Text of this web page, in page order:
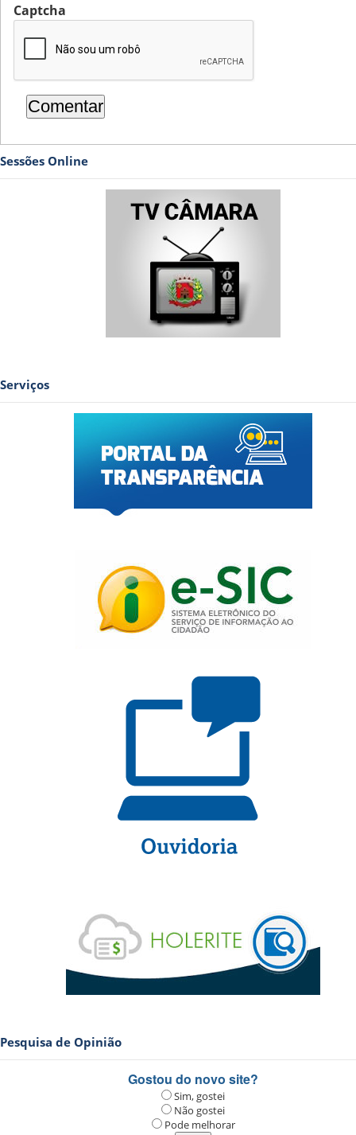
Captcha
Sessões Online
Serviços
Pesquisa de Opinião
Gostou do novo site?
Sim, gostei
Não gostei
Pode melhorar